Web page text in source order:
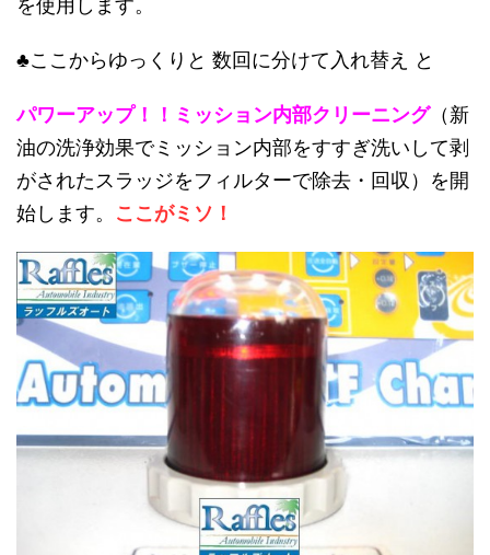
を使用します。
♣ここからゆっくりと 数回に分けて入れ替え と
パワーアップ！！ミッション内部クリーニング（新
油の洗浄効果でミッション内部をすすぎ洗いして剥
がされたスラッジをフィルターで除去・回収）を開
始します。 ここがミソ！